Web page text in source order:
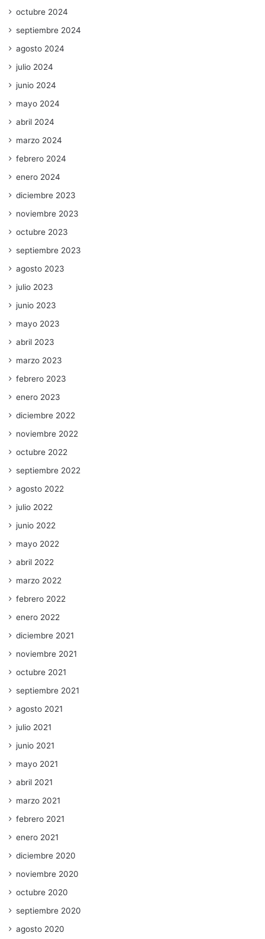
octubre 2024
septiembre 2024
agosto 2024
julio 2024
junio 2024
mayo 2024
abril 2024
marzo 2024
febrero 2024
enero 2024
diciembre 2023
noviembre 2023
octubre 2023
septiembre 2023
agosto 2023
julio 2023
junio 2023
mayo 2023
abril 2023
marzo 2023
febrero 2023
enero 2023
diciembre 2022
noviembre 2022
octubre 2022
septiembre 2022
agosto 2022
julio 2022
junio 2022
mayo 2022
abril 2022
marzo 2022
febrero 2022
enero 2022
diciembre 2021
noviembre 2021
octubre 2021
septiembre 2021
agosto 2021
julio 2021
junio 2021
mayo 2021
abril 2021
marzo 2021
febrero 2021
enero 2021
diciembre 2020
noviembre 2020
octubre 2020
septiembre 2020
agosto 2020